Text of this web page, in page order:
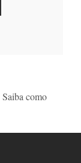
Saiba como